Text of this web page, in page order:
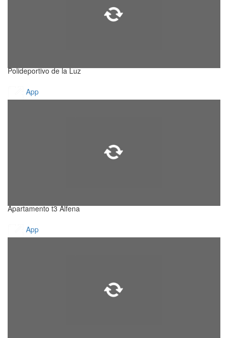
Polideportivo de la Luz
App
Apartamento t3 Alfena
App